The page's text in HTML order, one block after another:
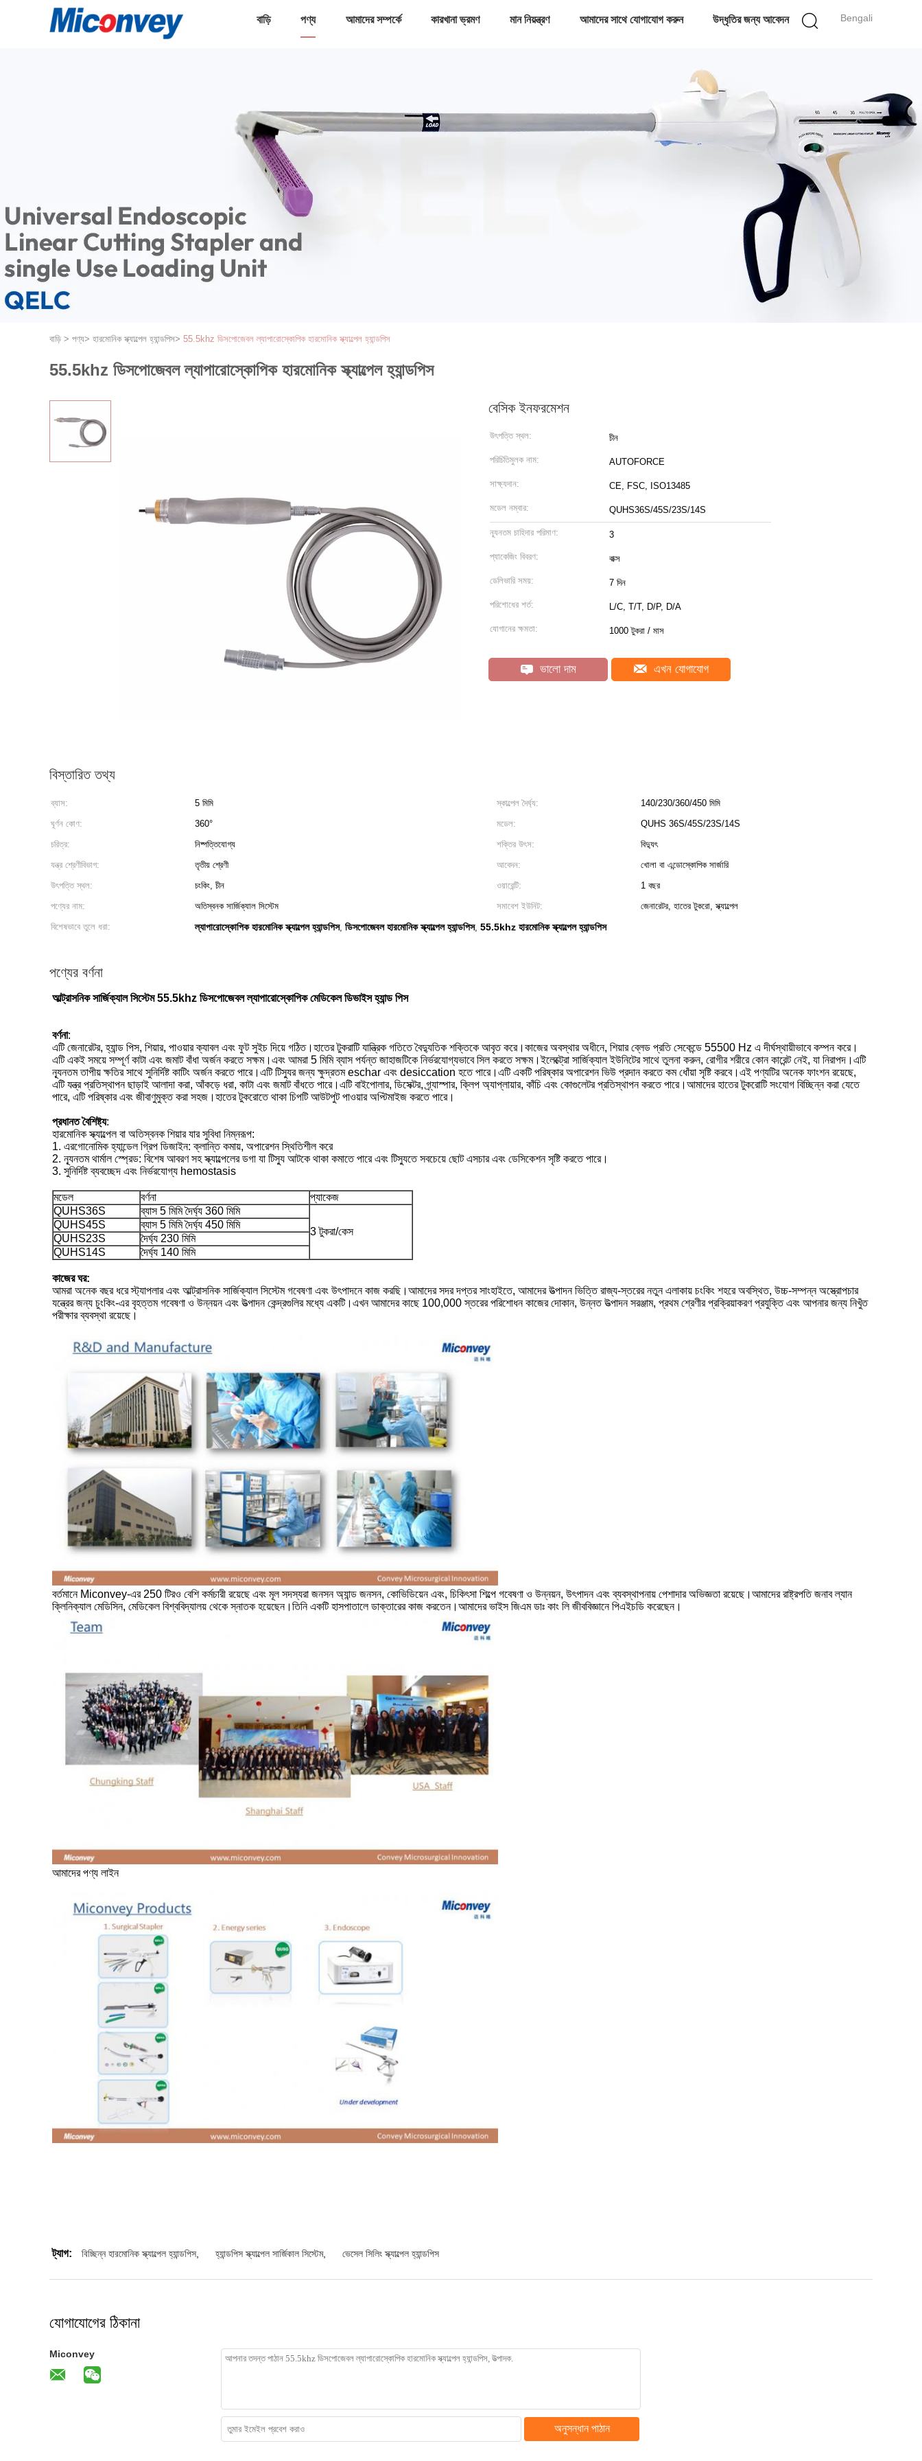
Bengali
বাড়ি পণ্য আমাদের সম্পর্কে কারখানা ভ্রমণ মান নিয়ন্ত্রণ আমাদের সাথে যোগাযোগ করুন উদ্ধৃতির জন্য আবেদন
বাড়ি > পণ্য> হারমোনিক স্ক্যাল্পেল হ্যান্ডপিস> 55.5khz ডিসপোজেবল ল্যাপারোস্কোপিক হারমোনিক স্ক্যাল্পেল হ্যান্ডপিস
55.5khz ডিসপোজেবল ল্যাপারোস্কোপিক হারমোনিক স্ক্যাল্পেল হ্যান্ডপিস
বেসিক ইনফরমেশন
উৎপত্তি স্থল: চীন
পরিচিতিমুলক নাম: AUTOFORCE
সাক্ষ্যদান: CE, FSC, ISO13485
মডেল নম্বার: QUHS36S/45S/23S/14S
ন্যূনতম চাহিদার পরিমাণ: 3
প্যাকেজিং বিবরণ: বাক্স
ডেলিভারি সময়: 7 দিন
পরিশোধের শর্ত: L/C, T/T, D/P, D/A
যোগানের ক্ষমতা: 1000 টুকরা / মাস
ভালো দাম এখন যোগাযোগ
বিস্তারিত তথ্য
ব্যাস: 5 মিমি স্কাল্পেল দৈর্ঘ্য:
140/230/360/450 মিমি
ঘূর্ণন কোণ:
360° মডেল:
QUHS 36S/45S/23S/14S
চরিত্র:
নিষ্পত্তিযোগ্য শক্তির উৎস:
বিদ্যুৎ
যন্ত্র শ্রেণীবিভাগ:
তৃতীয় শ্রেণী আবেদন:
খোলা বা এন্ডোস্কোপিক সার্জারি
উৎপত্তি স্থল:
চংকিং, চীন ওয়ারেন্টি:
1 বছর
পণ্যের নাম:
অতিস্বনক সার্জিক্যাল সিস্টেম সমাবেশ ইউনিট:
জেনারেটর, হাতের টুকরো, স্ক্যাল্পেল
বিশেষভাবে তুলে ধরা:
ল্যাপারোস্কোপিক হারমোনিক স্ক্যাল্পেল হ্যান্ডপিস, ডিসপোজেবল হারমোনিক স্ক্যাল্পেল হ্যান্ডপিস, 55.5khz হারমোনিক স্ক্যাল্পেল হ্যান্ডপিস
পণ্যের বর্ণনা
আল্ট্রাসনিক সার্জিক্যাল সিস্টেম 55.5khz ডিসপোজেবল ল্যাপারোস্কোপিক মেডিকেল ডিভাইস হ্যান্ড পিস
বর্ণনা:
এটি জেনারেটর, হ্যান্ড পিস, শিয়ার, পাওয়ার ক্যাবল এবং ফুট সুইচ দিয়ে গঠিত।হাতের টুকরাটি যান্ত্রিক গতিতে বৈদ্যুতিক শক্তিকে আবৃত করে।কাজের অবস্থার অধীনে, শিয়ার ব্লেড প্রতি সেকেন্ডে 55500 Hz এ দীর্ঘস্থায়ীভাবে কম্পন করে।
এটি একই সময়ে সম্পূর্ণ কাটা এবং জমাট বাঁধা অর্জন করতে সক্ষম।এবং আমরা 5 মিমি ব্যাস পর্যন্ত জাহাজটিকে নির্ভরযোগ্যভাবে সিল করতে সক্ষম।ইলেক্ট্রো সার্জিক্যাল ইউনিটের সাথে তুলনা করুন, রোগীর শরীরে কোন কারেন্ট নেই, যা নিরাপদ।এটি
ন্যূনতম তাপীয় ক্ষতির সাথে সুনির্দিষ্ট কাটিং অর্জন করতে পারে।এটি টিস্যুর জন্য ক্ষুদ্রতম eschar এবং desiccation হতে পারে।এটি একটি পরিষ্কার অপারেশন ভিউ প্রদান করতে কম ধোঁয়া সৃষ্টি করবে।এই পণ্যটির অনেক ফাংশন রয়েছে,
এটি যন্ত্র প্রতিস্থাপন ছাড়াই আলাদা করা, আঁকড়ে ধরা, কাটা এবং জমাট বাঁধতে পারে।এটি বাইপোলার, ডিসেক্টর, গ্র্যাস্পার, ক্লিপ অ্যাপ্লায়ার, কাঁচি এবং কোগুলেটর প্রতিস্থাপন করতে পারে।আমাদের হাতের টুকরোটি সংযোগ বিচ্ছিন্ন করা যেতে
পারে, এটি পরিষ্কার এবং জীবাণুমুক্ত করা সহজ।হাতের টুকরোতে থাকা চিপটি আউটপুট পাওয়ার অপ্টিমাইজ করতে পারে।
প্রধানত বৈশিষ্ট্য:
হারমোনিক স্ক্যাল্পেল বা অতিস্বনক শিয়ার যার সুবিধা নিম্নরূপ:
1. এরগোনোমিক হ্যান্ডেল গ্রিপ ডিজাইন: ক্লান্তি কমায়, অপারেশন স্থিতিশীল করে
2. ন্যূনতম থার্মাল স্প্রেড: বিশেষ আবরণ সহ স্ক্যাল্পেলের ডগা যা টিস্যু আটকে থাকা কমাতে পারে এবং টিস্যুতে সবচেয়ে ছোট এসচার এবং ডেসিকেশন সৃষ্টি করতে পারে।
3. সুনির্দিষ্ট ব্যবচ্ছেদ এবং নির্ভরযোগ্য hemostasis
মডেল বর্ণনা
প্যাকেজ
QUHS36S
ব্যাস 5 মিমি দৈর্ঘ্য 360 মিমি
3 টুকরা/কেস
QUHS45S
ব্যাস 5 মিমি দৈর্ঘ্য 450 মিমি
QUHS23S
দৈর্ঘ্য 230 মিমি
QUHS14S
দৈর্ঘ্য 140 মিমি
কাজের ঘর:
আমরা অনেক বছর ধরে স্ট্যাপলার এবং আল্ট্রাসনিক সার্জিক্যাল সিস্টেম গবেষণা এবং উৎপাদনে কাজ করছি।আমাদের সদর দপ্তর সাংহাইতে, আমাদের উত্পাদন ভিত্তি রাজ্য-স্তরের নতুন এলাকায় চংকিং শহরে অবস্থিত, উচ্চ-সম্পন্ন অস্ত্রোপচার
যন্ত্রের জন্য চুংকিং-এর বৃহত্তম গবেষণা ও উন্নয়ন এবং উত্পাদন কেন্দ্রগুলির মধ্যে একটি।এখন আমাদের কাছে 100,000 স্তরের পরিশোধন কাজের দোকান, উন্নত উত্পাদন সরঞ্জাম, প্রথম শ্রেণীর প্রক্রিয়াকরণ প্রযুক্তি এবং আপনার জন্য নিখুঁত
পরীক্ষার ব্যবস্থা রয়েছে।
বর্তমানে Miconvey-এর 250 টিরও বেশি কর্মচারী রয়েছে এবং মূল সদস্যরা জনসন অ্যান্ড জনসন, কোভিডিয়েন এবং, চিকিৎসা শিল্পে গবেষণা ও উন্নয়ন, উৎপাদন এবং ব্যবস্থাপনায় পেশাদার অভিজ্ঞতা রয়েছে।আমাদের রাষ্ট্রপতি জনাব ল্যান
ক্লিনিক্যাল মেডিসিন, মেডিকেল বিশ্ববিদ্যালয় থেকে স্নাতক হয়েছেন।তিনি একটি হাসপাতালে ডাক্তারের কাজ করতেন।আমাদের ভাইস জিএম ডাঃ কাং লি জীববিজ্ঞানে পিএইচডি করেছেন।
আমাদের পণ্য লাইন
ট্যাগ: বিচ্ছিন্ন হারমোনিক স্ক্যাল্পেল হ্যান্ডপিস হ্যান্ডপিস স্ক্যাল্পেল সার্জিকাল সিস্টেম, ভেসেল সিলিং স্ক্যাল্পেল হ্যান্ডপিস
যোগাযোগের ঠিকানা
Miconvey
অনুসন্ধান পাঠান